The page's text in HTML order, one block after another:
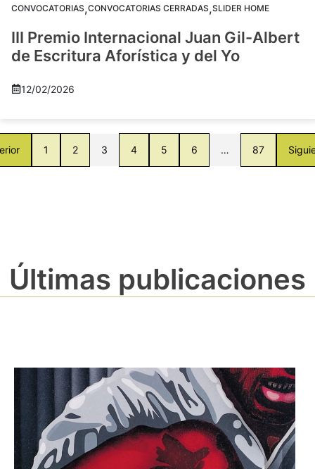
CONVOCATORIAS,CONVOCATORIAS CERRADAS,SLIDER HOME
III Premio Internacional Juan Gil-Albert
de Escritura Aforística y del Yo
12/02/2026
1 2 3 4 5 6 … 87
Últimas publicaciones